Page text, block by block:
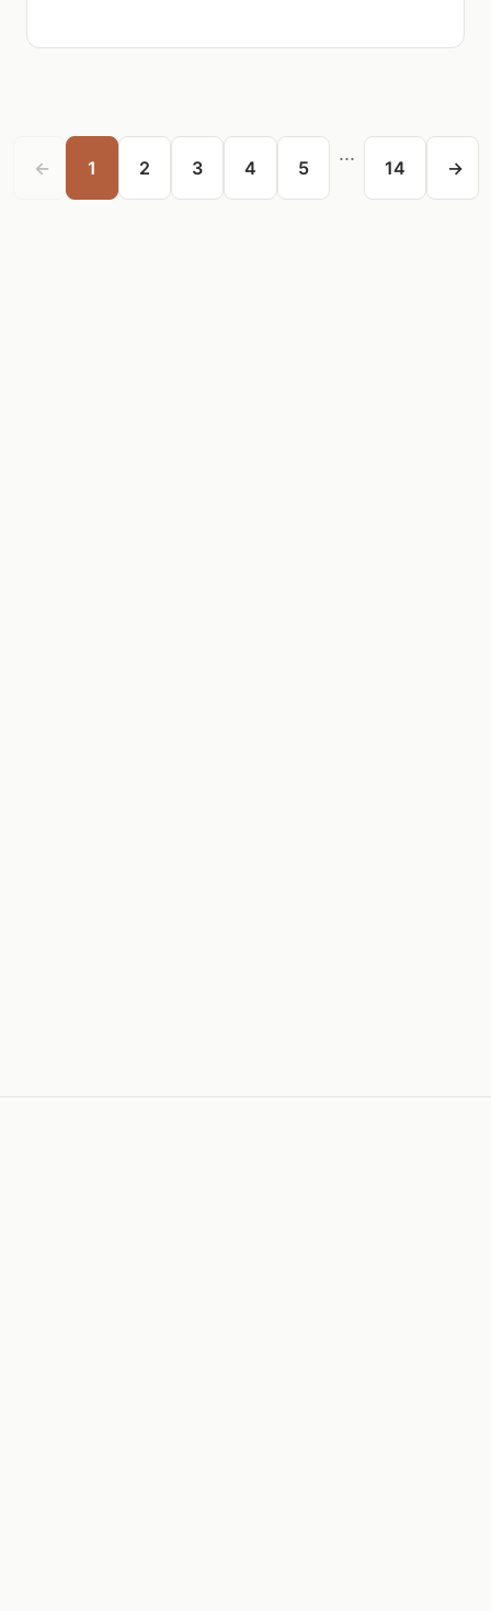
← 1 2 3 4 5
...
14 →